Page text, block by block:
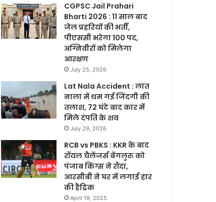
CGPSC Jail Prahari
Bharti 2026 : 11 साल बाद
जेल प्रहरियों की भर्ती,
पीएससी भरेगा 100 पद,
अग्निवीरों को मिलेगा
आरक्षण
July 25, 2026
Lat Nala Accident : लात
नाला में थम गई जिंदगी की
तलाश, 72 घंटे बाद कार में
मिले दंपति के शव
July 29, 2026
RCB vs PBKS : KKR के बाद
रॉयल चैलेंजर्स बेंगलुरु को
पंजाब किंग्स ने रौंदा,
आरसीबी ने घर में लगाई हार
की हैट्रिक
April 19, 2025